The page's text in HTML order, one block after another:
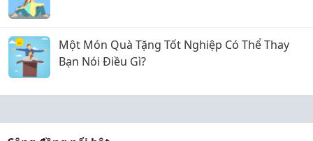
Một Món Quà Tặng Tốt Nghiệp Có Thể Thay
Bạn Nói Điều Gì?